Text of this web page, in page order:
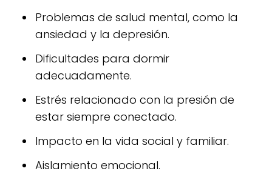
Problemas de salud mental, como la
ansiedad y la depresión.
Dificultades para dormir
adecuadamente.
Estrés relacionado con la presión de
estar siempre conectado.
Impacto en la vida social y familiar.
Aislamiento emocional.